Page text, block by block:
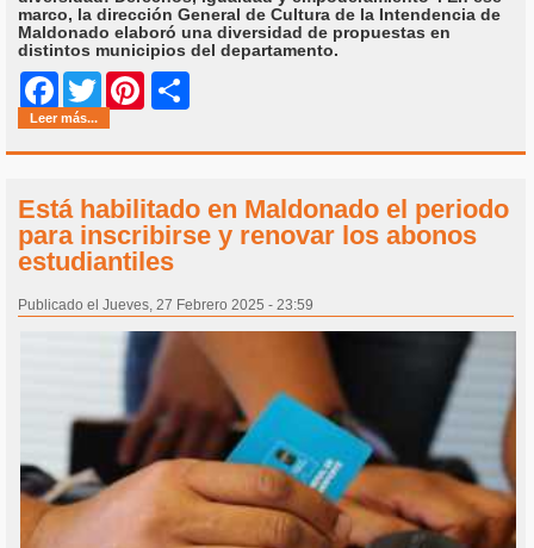
marco, la dirección General de Cultura de la Intendencia de
Maldonado elaboró una diversidad de propuestas en
distintos municipios del departamento.
Facebook
Twitter Pinterest
Leer más...
Está habilitado en Maldonado el periodo
para inscribirse y renovar los abonos
estudiantiles
Publicado el Jueves, 27 Febrero 2025 - 23:59